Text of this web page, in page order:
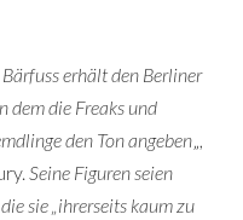
erhält den Berliner
dem die Freaks und
den Ton angeben„,
Seine Figuren seien
sie „ihrerseits kaum zu